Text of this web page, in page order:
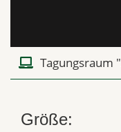
Tagungsraum
Größe: